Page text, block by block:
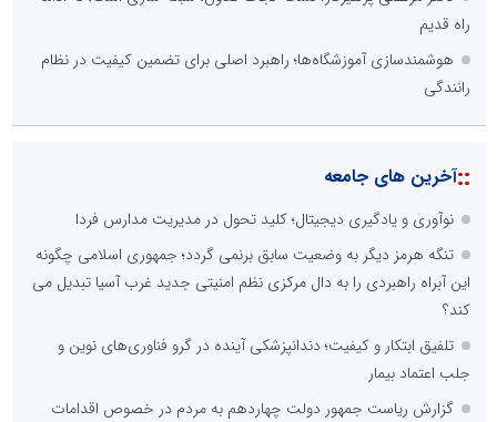
راه قدیم
هوشمندسازی آموزشگاه‌ها؛ راهبرد اصلی برای تضمین کیفیت در نظام
رانندگی
::آخرین های جامعه
نوآوری و یادگیری دیجیتال؛ کلید تحول در مدیریت مدارس فردا
تنگه هرمز دیگر به وضعیت سابق برنمی گردد؛ جمهوری اسلامی چگونه
این آبراه راهبردی را به دال مرکزی نظم امنیتی جدید غرب آسیا تبدیل می
کند؟
تلفیق ابتکار و کیفیت؛ دندانپزشکی آینده در گرو فناوری‌های نوین و
جلب اعتماد بیمار
گزارش ریاست جمهور دولت چهاردهم به مردم در خصوص اقدامات